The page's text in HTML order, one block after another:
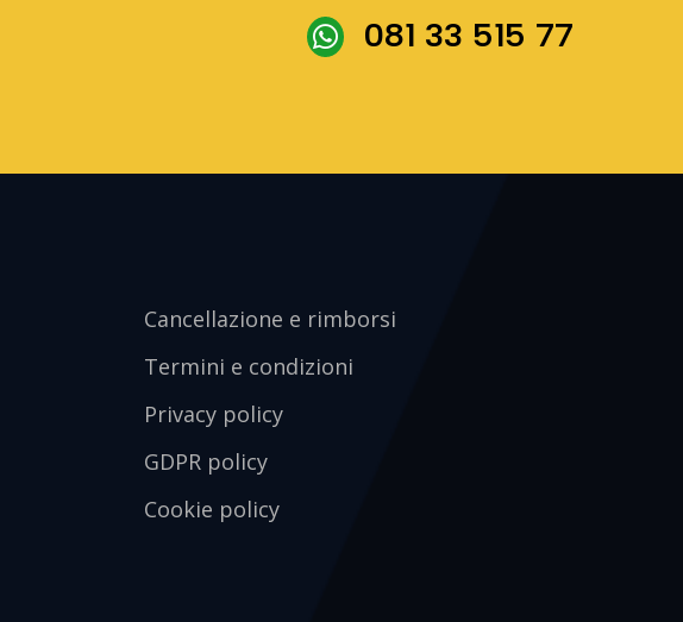
 081 33 515 77
Cancellazione e rimborsi
Termini e condizioni
Privacy policy
GDPR policy
Cookie policy